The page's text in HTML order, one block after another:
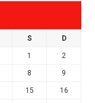
S D
1 2
8 9
15 16